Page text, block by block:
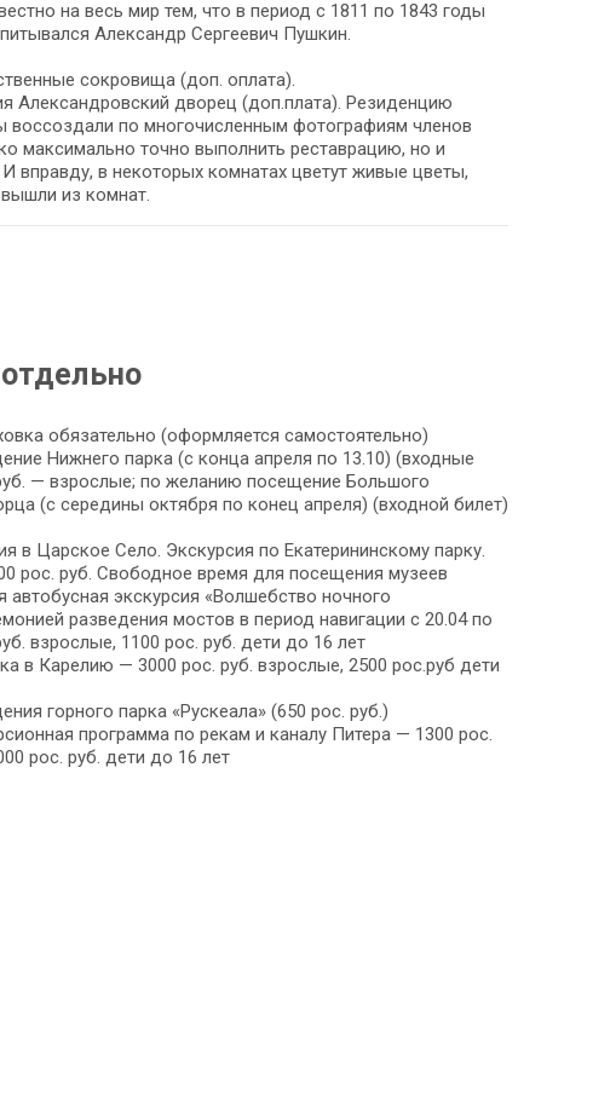
на весь мир тем, что в период с 1811 по 1843 годы
Александр Сергеевич Пушкин.
сокровища (доп. оплата).
Александровский дворец (доп.плата). Резиденцию
воссоздали по многочисленным фотографиям членов
максимально точно выполнить реставрацию, но и
вправду, в некоторых комнатах цветут живые цветы,
из комнат.
обязательно (оформляется самостоятельно)
Нижнего парка (с конца апреля по 13.10) (входные
— взрослые; по желанию посещение Большого
(с середины октября по конец апреля) (входной билет)
в Царское Село. Экскурсия по Екатерининскому парку.
рос. руб. Свободное время для посещения музеев
экскурсия «Волшебство ночного
разведения мостов в период навигации с 20.04 по
взрослые, 1100 рос. руб. дети до 16 лет
в Карелию — 3000 рос. руб. взрослые, 2500 рос.руб дети
горного парка «Рускеала» (650 рос. руб.)
программа по рекам и каналу Питера — 1300 рос.
рос. руб. дети до 16 лет